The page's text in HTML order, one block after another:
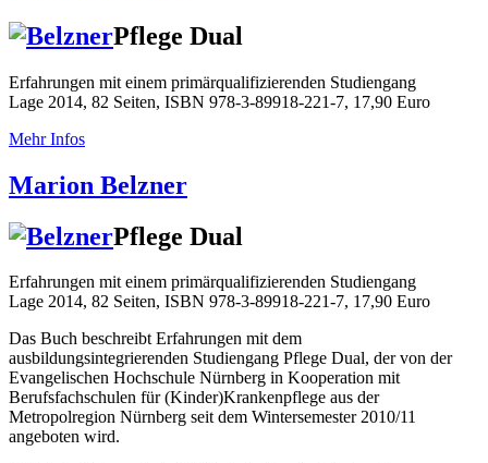
Pflege Dual
Erfahrungen mit einem primärqualifizierenden Studiengang
Lage 2014, 82 Seiten, ISBN 978-3-89918-221-7, 17,90 Euro
Mehr Infos
Marion Belzner
Pflege Dual
Erfahrungen mit einem primärqualifizierenden Studiengang
Lage 2014, 82 Seiten, ISBN 978-3-89918-221-7, 17,90 Euro
Das Buch beschreibt Erfahrungen mit dem
ausbildungsintegrierenden Studiengang Pflege Dual, der von der
Evangelischen Hochschule Nürnberg in Kooperation mit
Berufsfachschulen für (Kinder)Krankenpflege aus der
Metropolregion Nürnberg seit dem Wintersemester 2010/11
angeboten wird.